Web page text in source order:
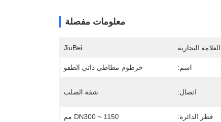
معلومات مفصلة
التجارية JiuBei
اسم: خرطوم مطاطي ذاتي الطفو
اتصال: شفة الصلب
قطر الدائرة: DN300 ~ 1150 مم